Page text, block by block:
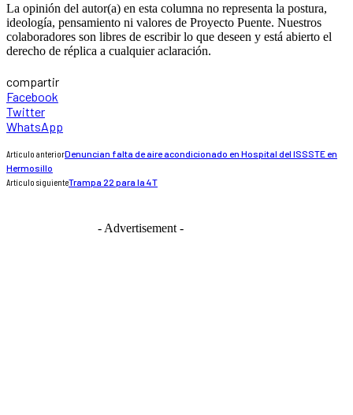
La opinión del autor(a) en esta columna no representa la postura,
ideología, pensamiento ni valores de Proyecto Puente. Nuestros
colaboradores son libres de escribir lo que deseen y está abierto el
derecho de réplica a cualquier aclaración.
compartir
Facebook
Twitter
WhatsApp
Artículo anteriorDenuncian falta de aire acondicionado en Hospital del ISSSTE en
Hermosillo
Artículo siguienteTrampa 22 para la 4T
- Advertisement -